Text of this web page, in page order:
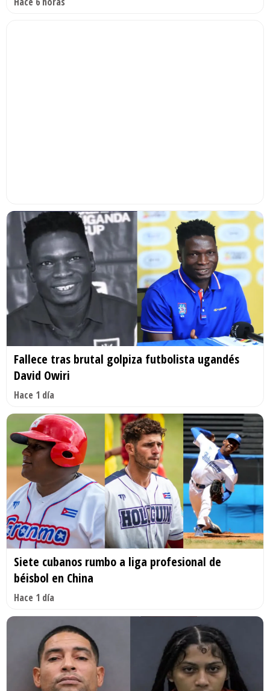
Fallece tras brutal golpiza futbolista ugandés
David Owiri
Hace 1 día
Siete cubanos rumbo a liga profesional de
béisbol en China
Hace 1 día